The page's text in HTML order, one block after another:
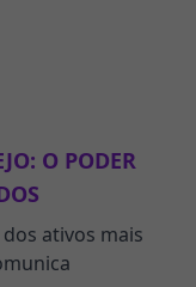
O PODER
ativos mais